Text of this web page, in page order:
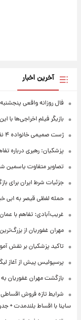
آخرین اخبار
فال روزانه واقعی پنجشنبه ۱۵ مرداد ۱۴۰۵
بازیگر فیلم اخراجی‌ها
ژست صمیمی خانواده ۴ نفره شیلا خداداد پربازدید شد + عکس
پزشکیان: رهبری درباره
تصاویر متفاوت یاسمین
جزئیات شرط ایران برای
حمله لفظی قیصر به ابی
غریب‌آبادی: تفاهم با
مهران غفوریان از
تاکید پزشکیان بر نقش
پرسپولیس پیش از آغاز
بازگشت مهران غفوریان
شرایط تازه فروش
ساینا با اقساط بلندمدت +